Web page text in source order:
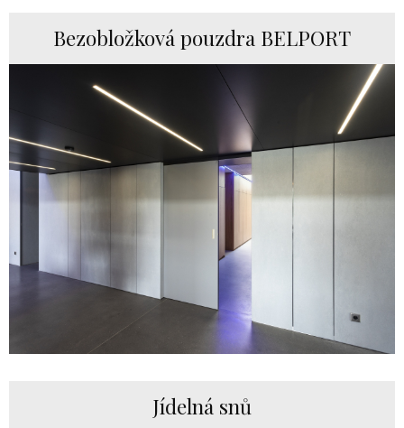
Bezobložková pouzdra BELPORT
Jídelná snů